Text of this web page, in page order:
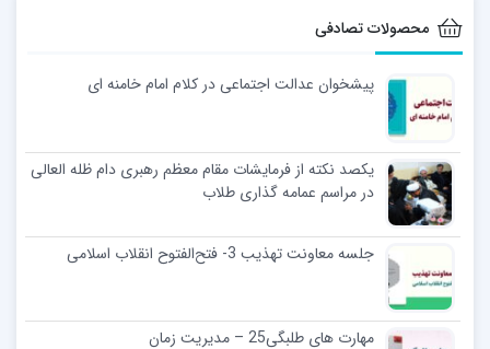
محصولات تصادفی
پیشخوان عدالت اجتماعی در کلام امام خامنه ای
یکصد نکته از فرمایشات مقام معظم رهبری دام ظله العالی
در مراسم عمامه گذاری طلاب
جلسه معاونت تهذیب 3- فتح‌الفتوح انقلاب اسلامی
مهارت های طلبگی25 – مدیریت زمان